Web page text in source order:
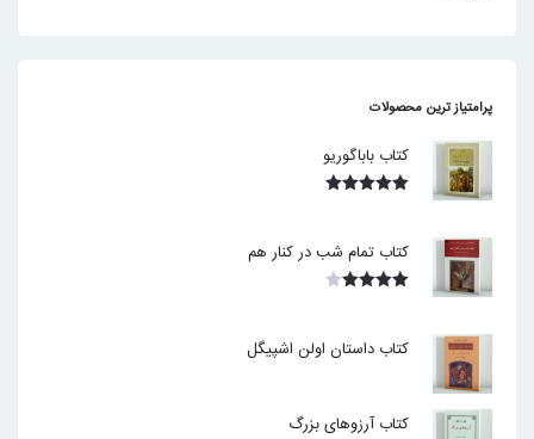
پرامتیاز ترین محصولات
کتاب باباگوریو
کتاب تمام شب در کنار هم
کتاب داستان اولن اشپیگل
کتاب آرزوهای بزرگ